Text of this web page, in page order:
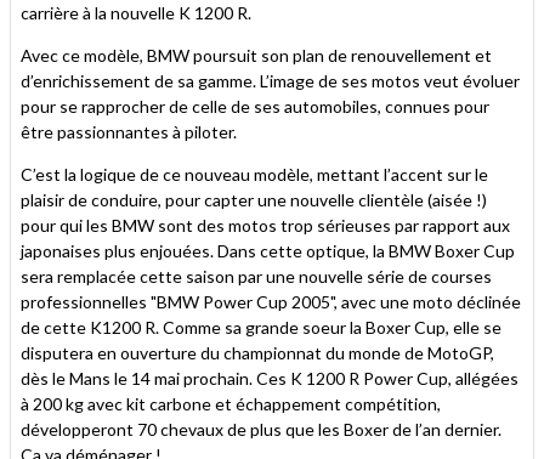
carrière à la nouvelle K 1200 R.
Avec ce modèle, BMW poursuit son plan de renouvellement et
d’enrichissement de sa gamme. L’image de ses motos veut évoluer
pour se rapprocher de celle de ses automobiles, connues pour
être passionnantes à piloter.
C’est la logique de ce nouveau modèle, mettant l’accent sur le
plaisir de conduire, pour capter une nouvelle clientèle (aisée !)
pour qui les BMW sont des motos trop sérieuses par rapport aux
japonaises plus enjouées. Dans cette optique, la BMW Boxer Cup
sera remplacée cette saison par une nouvelle série de courses
professionnelles "BMW Power Cup 2005", avec une moto déclinée
de cette K1200 R. Comme sa grande soeur la Boxer Cup, elle se
disputera en ouverture du championnat du monde de MotoGP,
dès le Mans le 14 mai prochain. Ces K 1200 R Power Cup, allégées
à 200 kg avec kit carbone et échappement compétition,
développeront 70 chevaux de plus que les Boxer de l’an dernier.
Ca va déménager !